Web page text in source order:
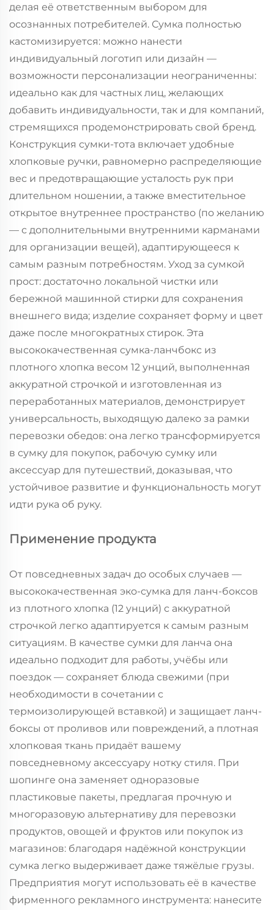
делая её ответственным выбором для
осознанных потребителей. Сумка полностью
кастомизируется: можно нанести
индивидуальный логотип или дизайн —
возможности персонализации неограниченны:
идеально как для частных лиц, желающих
добавить индивидуальности, так и для компаний,
стремящихся продемонстрировать свой бренд.
Конструкция сумки-тота включает удобные
хлопковые ручки, равномерно распределяющие
вес и предотвращающие усталость рук при
длительном ношении, а также вместительное
открытое внутреннее пространство (по желанию
— с дополнительными внутренними карманами
для организации вещей), адаптирующееся к
самым разным потребностям. Уход за сумкой
прост: достаточно локальной чистки или
бережной машинной стирки для сохранения
внешнего вида; изделие сохраняет форму и цвет
даже после многократных стирок. Эта
высококачественная сумка-ланчбокс из
плотного хлопка весом 12 унций, выполненная
аккуратной строчкой и изготовленная из
переработанных материалов, демонстрирует
универсальность, выходящую далеко за рамки
перевозки обедов: она легко трансформируется
в сумку для покупок, рабочую сумку или
аксессуар для путешествий, доказывая, что
устойчивое развитие и функциональность могут
идти рука об руку.
Применение продукта
От повседневных задач до особых случаев —
высококачественная эко-сумка для ланч-боксов
из плотного хлопка (12 унций) с аккуратной
строчкой легко адаптируется к самым разным
ситуациям. В качестве сумки для ланча она
идеально подходит для работы, учёбы или
поездок — сохраняет блюда свежими (при
необходимости в сочетании с
термоизолирующей вставкой) и защищает ланч-
боксы от проливов или повреждений, а плотная
хлопковая ткань придаёт вашему
повседневному аксессуару нотку стиля. При
шопинге она заменяет одноразовые
пластиковые пакеты, предлагая прочную и
многоразовую альтернативу для перевозки
продуктов, овощей и фруктов или покупок из
магазинов: благодаря надёжной конструкции
сумка легко выдерживает даже тяжёлые грузы.
Предприятия могут использовать её в качестве
фирменного рекламного инструмента: нанесите